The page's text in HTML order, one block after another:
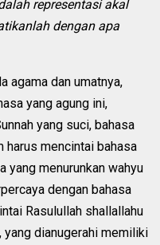
representasi akal
dengan apa
agama dan umatnya,
yang agung ini,
yang suci, bahasa
harus mencintai bahasa
yang menurunkan wahyu
dengan bahasa
Rasulullah shallallahu
yang dianugerahi memiliki